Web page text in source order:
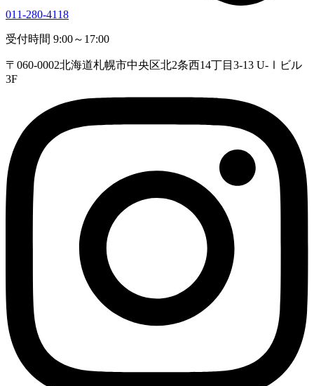
011-280-4118
受付時間 9:00～17:00
〒060-0002北海道札幌市中央区北2条西14丁目3-13 U-Ⅰビル
3F